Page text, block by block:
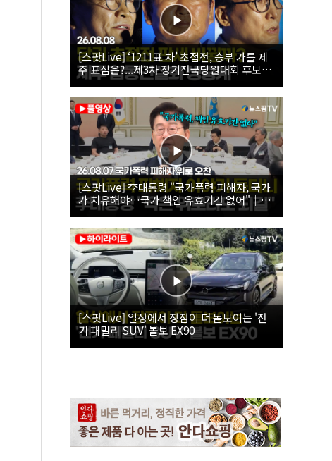
[스팟Live] ‘1211표 차’ 초접전, 승부 가를 제
주 표심은?...제3차 정기전국당원대회 후보자
제주 합동연설회 생중계 | 26.08.08
[스팟Live] 李대통령 "국가폭력 피해자, 국가
가 치유해야…국가 책임 유효기간 없어"｜
26.08.07 국가폭력 피해자 위로 오찬
[스팟Live] 일상에서 장점이 더 돋보이는 '전
기 패밀리 SUV' 볼보 EX90